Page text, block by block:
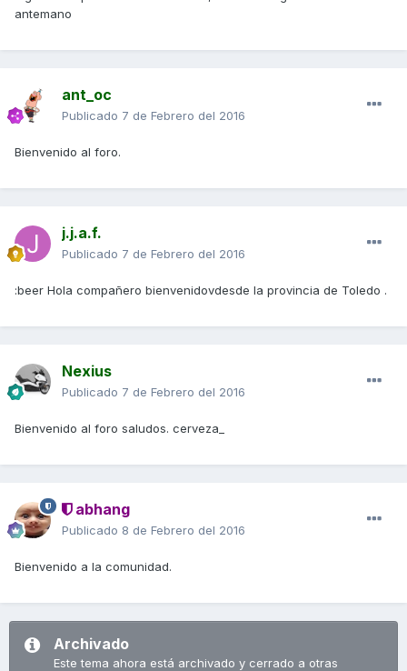
antemano
ant_oc
Publicado 7 de Febrero del 2016
Bienvenido al foro.
j.j.a.f.
Publicado 7 de Febrero del 2016
:beer Hola compañero bienvenidovdesde la provincia de Toledo .
Nexius
Publicado 7 de Febrero del 2016
Bienvenido al foro saludos. cerveza_
abhang
Publicado 8 de Febrero del 2016
Bienvenido a la comunidad.
Archivado
Este tema ahora está archivado y cerrado a otras